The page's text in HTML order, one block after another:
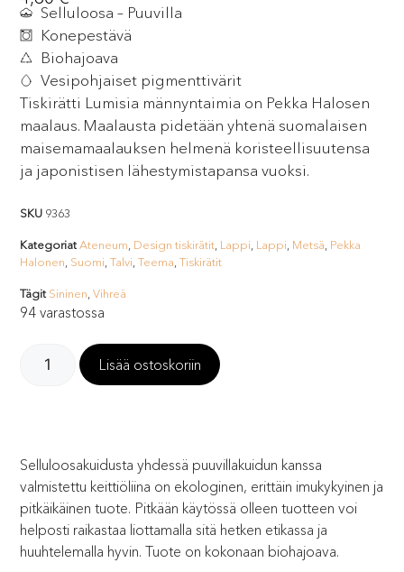
Selluloosa – Puuvilla
Konepestävä
Biohajoava
Vesipohjaiset pigmenttivärit
Tiskirätti Lumisia männyntaimia on Pekka Halosen
maalaus. Maalausta pidetään yhtenä suomalaisen
maisemamaalauksen helmenä koristeellisuutensa
ja japonistisen lähestymistapansa vuoksi.
SKU 9363
Kategoriat Ateneum Design tiskirätit Lappi Lappi Metsä Pekka
Halonen Suomi ,Talvi ,Teema ,Tiskirätit
Tägit Sininen ,Vihreä
94 varastossa
Lisää ostoskoriin
Selluloosakuidusta yhdessä puuvillakuidun kanssa
valmistettu keittiöliina on ekologinen, erittäin imukykyinen ja
pitkäikäinen tuote. Pitkään käytössä olleen tuotteen voi
helposti raikastaa liottamalla sitä hetken etikassa ja
huuhtelemalla hyvin. Tuote on kokonaan biohajoava.